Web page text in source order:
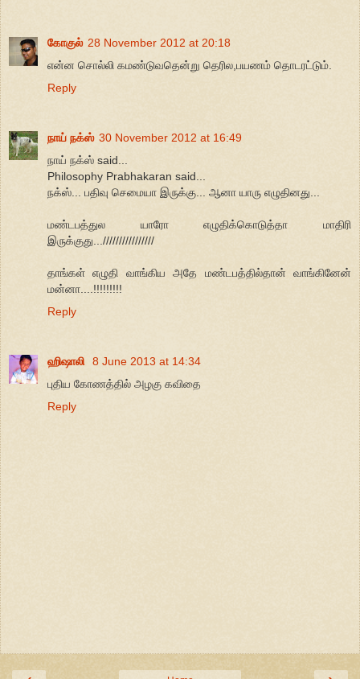
கோகுல் 28 November 2012 at 20:18
என்ன சொல்லி கமண்டுவதென்று தெரில,பயணம் தொடரட்டும்.
Reply
நாய் நக்ஸ் 30 November 2012 at 16:49
நாய் நக்ஸ் said...
Philosophy Prabhakaran said...
நக்ஸ்... பதிவு செமையா இருக்கு... ஆனா யாரு எழுதினது...
மண்டபத்துல யாரோ எழுதிக்கொடுத்தா மாதிரி
இருக்குது...////////////////
தாங்கள் எழுதி வாங்கிய அதே மண்டபத்தில்தான் வாங்கினேன்
மன்னா....!!!!!!!!!
Reply
ஹிஷாலி 8 June 2013 at 14:34
புதிய கோணத்தில் அழகு கவிதை
Reply